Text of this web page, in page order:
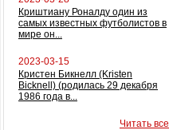
Криштиану Роналду один из
самых известных футболистов в
мире он...
2023-03-15
Кристен Бикнелл (Kristen
Bicknell) (родилась 29 декабря
1986 года в...
Читать все